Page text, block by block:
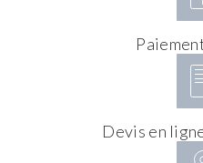
Devis en